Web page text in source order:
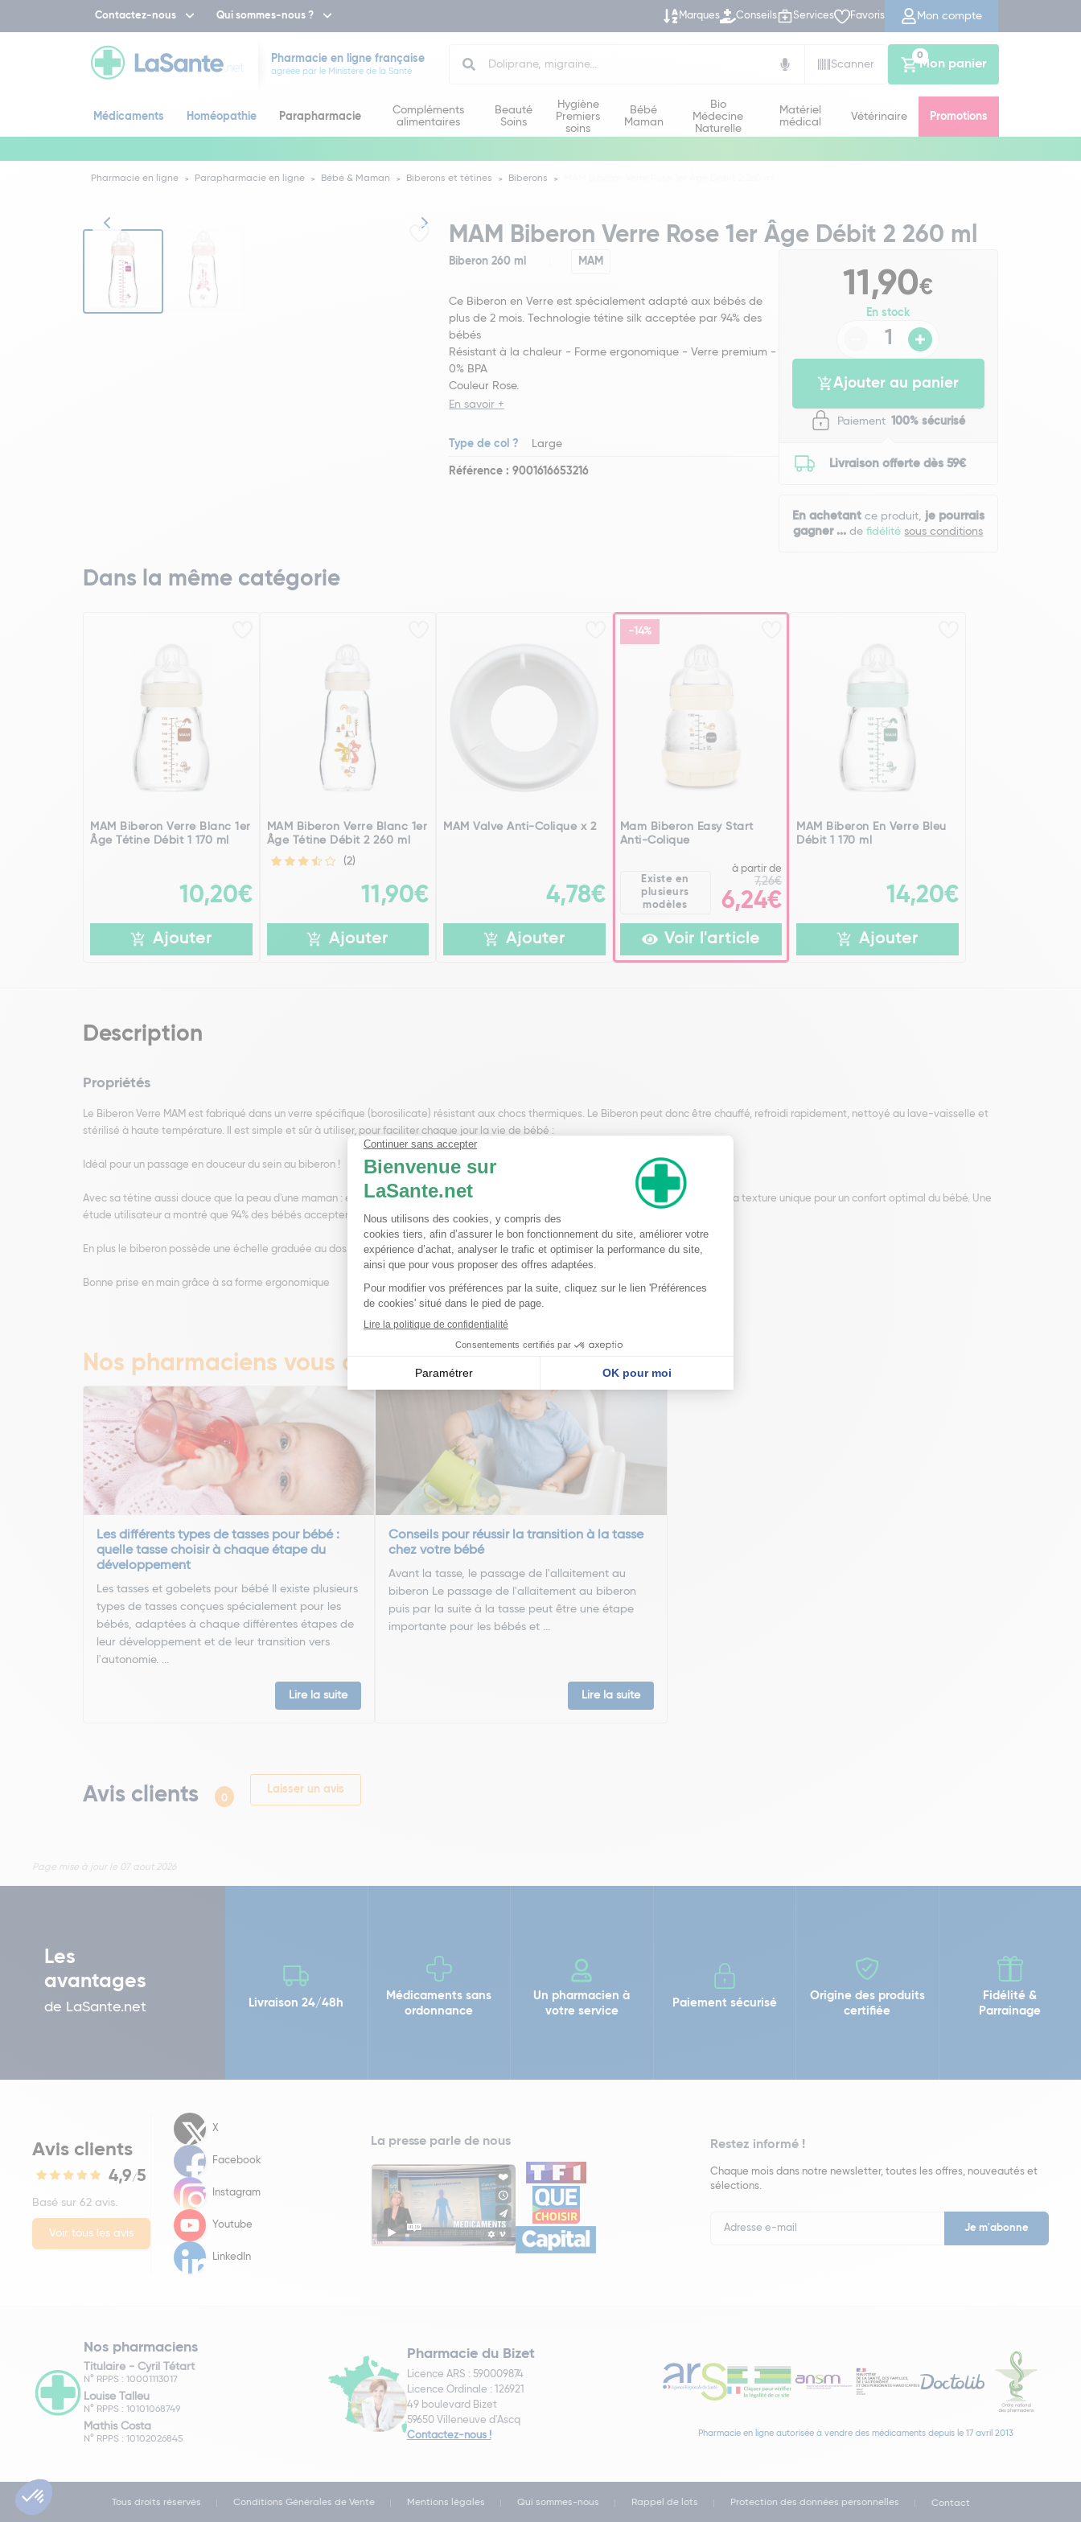
Contactez-nous Qui sommes-nous ? Marques Conseils Services Favoris Mon compte
Pharmacie en ligne française
agréée par le Ministère de la Santé
Scanner
Mon panier
0
Médicaments Homéopathie Parapharmacie
Compléments
alimentaires
Beauté
Soins
Hygiène
Premiers
soins
Bébé
Maman
Bio
Médecine
Naturelle
Matériel
médical
Vétérinaire Promotions
Pharmacie en ligne Parapharmacie en ligne Bébé & Maman Biberons et tétines Biberons
MAM Biberon Verre Rose 1er Âge Débit 2 260 ml
Biberon 260 ml MAM
Ce Biberon en Verre est spécialement adapté aux bébés de
plus de 2 mois. Technologie tétine silk acceptée par 94% des
bébés
Résistant à la chaleur - Forme ergonomique - Verre premium -
0% BPA
Couleur Rose.
En savoir +
Type de col ? Large
Référence : 9001616653216
11,90€
En stock
Ajouter au panier
Paiement 100% sécurisé
Livraison offerte dès 59€
En achetantce produit, je pourrais
gagner ... defidélité sous conditions
Dans la même catégorie
MAM Biberon Verre Blanc 1er
Âge Tétine Débit 1 170 ml
10,20€
Ajouter
MAM Biberon Verre Blanc 1er
Âge Tétine Débit 2 260 ml
(2)
11,90€
Ajouter
MAM Valve Anti-Colique x 2
4,78€
Ajouter
-14%
Mam Biberon Easy Start
Anti-Colique
Existe en
plusieurs
modèles
à partir de
7,26€
6,24€
Voir l'article
MAM Biberon En Verre Bleu
Débit 1 170 ml
14,20€
Ajouter
Description
Propriétés
Le Biberon Verre MAM est fabriqué dans un verre spécifique (borosilicate) résistant aux chocs thermiques. Le Biberon peut donc être chauffé, refroidi rapidement, nettoyé au lave-vaisselle et
stérilisé à haute température. Il est simple et sûr à utiliser, pour faciliter chaque jour la vie de bébé :
Idéal pour un passage en douceur du sein au biberon !
Avec sa tétine aussi douce que la peau d'une maman : élaborée par des experts du monde médical et scientifique, la tétine siliconée à la texture unique pour un confort optimal du bébé. Une
étude utilisateur a montré que 94% des bébés acceptent la tétine silk de MAM car elle est douce et souple !
En plus le biberon possède une échelle graduée au dos pour une mesure précise !
Bonne prise en main grâce à sa forme ergonomique
Nos pharmaciens vous conseillent
Les différents types de tasses pour bébé :
quelle tasse choisir à chaque étape du
développement
Les tasses et gobelets pour bébé Il existe plusieurs
types de tasses conçues spécialement pour les
bébés, adaptées à chaque différentes étapes de
leur développement et de leur transition vers
l'autonomie. ...
Lire la suite
Conseils pour réussir la transition à la tasse
chez votre bébé
Avant la tasse, le passage de l'allaitement au
biberon Le passage de l'allaitement au biberon
puis par la suite à la tasse peut être une étape
importante pour les bébés et ...
Lire la suite
Avis clients 0
Laisser un avis
Page mise à jour le 07 aout 2026
Les
avantages
de LaSante.net Livraison 24/48h
Médicaments sans
ordonnance
Un pharmacien à
votre service
Paiement sécurisé
Origine des produits
certifiée
Fidélité &
Parrainage
Avis clients
4,9/5
Basé sur 62 avis.
Voir tous les avis
X
Facebook
Instagram
Youtube
LinkedIn
La presse parle de nous Restez informé !
Chaque mois dans notre newsletter, toutes les offres, nouveautés et
sélections.
Newsletter
Nos pharmaciens
Titulaire - Cyril Tétart
N° RPPS : 10001113017
Louise Talleu
N° RPPS : 10101068749
Mathis Costa
N° RPPS : 10102026845
Pharmacie du Bizet
Licence ARS : 590009874
Licence Ordinale : 126921
49 boulevard Bizet
59650 Villeneuve d'Ascq
Contactez-nous !
Pharmacie en ligne autorisée à vendre des médicaments depuis le 17 avril 2013
Tous droits réservés Conditions Générales de Vente Mentions légales Qui sommes-nous Rappel de lots Protection des données personnelles Contact